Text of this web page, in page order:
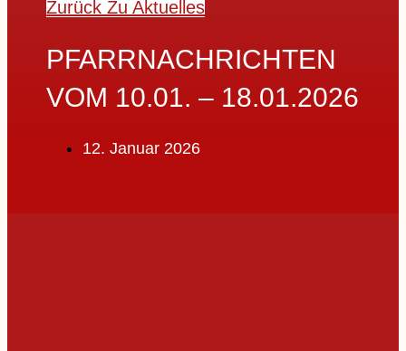
Zurück Zu Aktuelles
PFARRNACHRICHTEN
VOM 10.01. – 18.01.2026
12. Januar 2026